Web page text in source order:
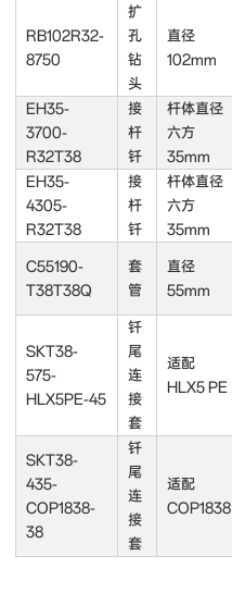
RB102R32-
8750
扩
孔
钻
头
直径
102mm
EH35-
3700-
R32T38
接
杆
钎
杆体直径
六方
35mm
EH35-
4305-
R32T38
接
杆
钎
杆体直径
六方
35mm
C55190-
T38T38Q
套
管
直径
55mm
SKT38-
575-
HLX5PE-45
钎
尾
连
接
套
适配
HLX5 PE
SKT38-
435-
COP1838-
38
钎
尾
连
接
套
适配
COP1838